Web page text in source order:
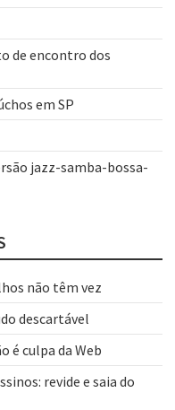
de encontro dos
em SP
jazz-samba-bossa-
não têm vez
descartável
é culpa da Web
revide e saia do